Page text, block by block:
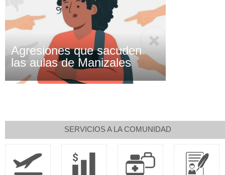
Agresiones que sacuden
las aulas de Manizales
SERVICIOS A LA COMUNIDAD